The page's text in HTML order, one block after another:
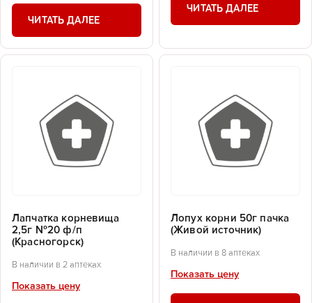
ЧИТАТЬ ДАЛЕЕ
ЧИТАТЬ ДАЛЕЕ
Лапчатка корневища
2,5г №20 ф/п
(Красногорск)
В наличии в 2 аптеках
Показать цену
Лопух корни 50г пачка
(Живой источник)
В наличии в 8 аптеках
Показать цену